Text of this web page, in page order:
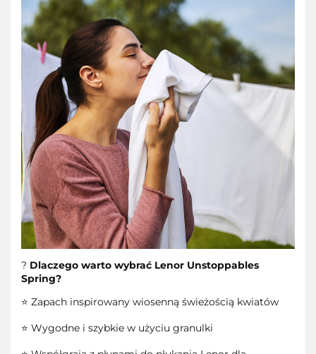
? Dlaczego warto wybrać Lenor Unstoppables
Spring?
⭐ Zapach inspirowany wiosenną świeżością kwiatów
⭐ Wygodne i szybkie w użyciu granulki